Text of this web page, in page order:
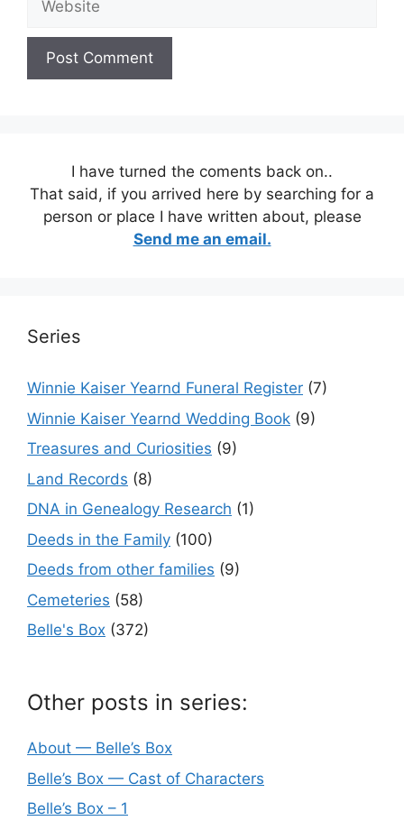
I have turned the coments back on..
That said, if you arrived here by searching for a
person or place I have written about, please
Send me an email.
Series
Winnie Kaiser Yearnd Funeral Register (7)
Winnie Kaiser Yearnd Wedding Book (9)
Treasures and Curiosities (9)
Land Records (8)
DNA in Genealogy Research (1)
Deeds in the Family (100)
Deeds from other families (9)
Cemeteries (58)
Belle's Box (372)
Other posts in series:
About — Belle’s Box
Belle’s Box — Cast of Characters
Belle’s Box – 1